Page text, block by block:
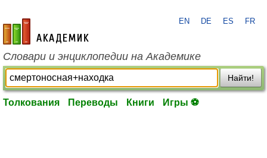
academic.ru
EN DE ES FR
Словари и энциклопедии на Академике
Найти!
Толкования Переводы Книги Игры ⚽